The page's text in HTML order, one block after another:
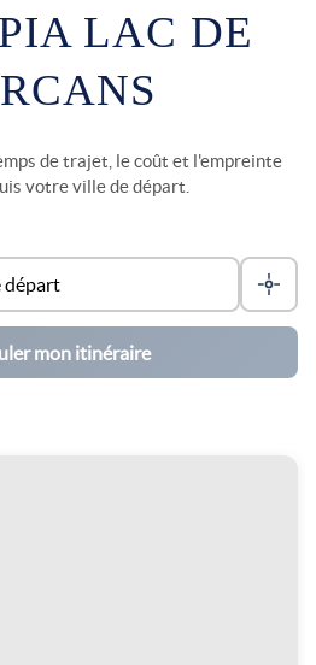
LAC DE
de trajet, le coût et l'empreinte
votre ville de départ.
mon itinéraire